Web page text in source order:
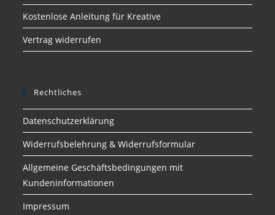
Kostenlose Anleitung für Kreative
Vertrag widerrufen
Rechtliches
Datenschutzerklärung
Widerrufsbelehrung & Widerrufsformular
Allgemeine Geschäftsbedingungen mit
Kundeninformationen
Impressum